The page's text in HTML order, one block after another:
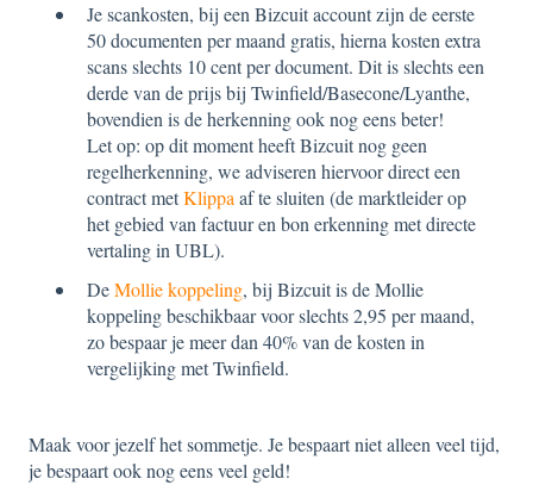
Je scankosten, bij een Bizcuit account zijn de eerste
50 documenten per maand gratis, hierna kosten extra
scans slechts 10 cent per document. Dit is slechts een
derde van de prijs bij Twinfield/Basecone/Lyanthe,
bovendien is de herkenning ook nog eens beter!
Let op: op dit moment heeft Bizcuit nog geen
regelherkenning, we adviseren hiervoor direct een
contract metKlippaaf te sluiten (de marktleider op
het gebied van factuur en bon erkenning met directe
vertaling in UBL).
DeMollie koppeling, bij Bizcuit is de Mollie
koppeling beschikbaar voor slechts 2,95 per maand,
zo bespaar je meer dan 40% van de kosten in
vergelijking met Twinfield.
Maak voor jezelf het sommetje. Je bespaart niet alleen veel tijd,
je bespaart ook nog eens veel geld!